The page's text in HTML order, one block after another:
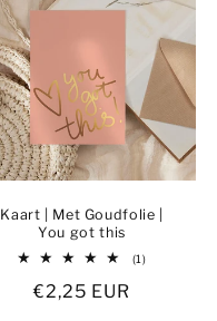
Kaart | Met Goudfolie |
You got this
(1)1
Normale
€2,25 EUR